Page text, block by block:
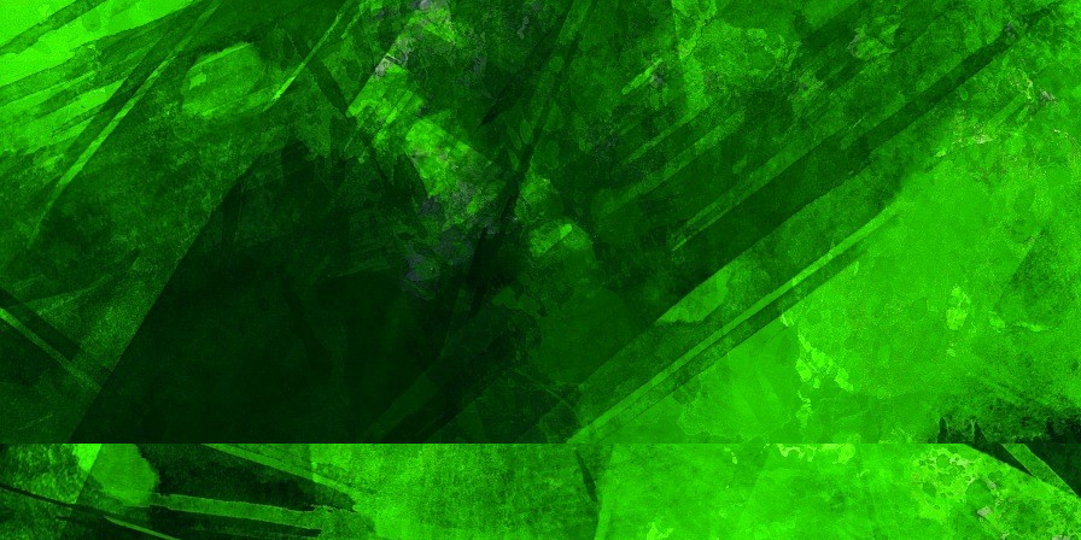
PORTADA TENDENCIA VIDA │ ESTILO
Carmelitas Café, el
TENDENCIA VIDA │ ESTILO
Oreo® y BTS lanzan